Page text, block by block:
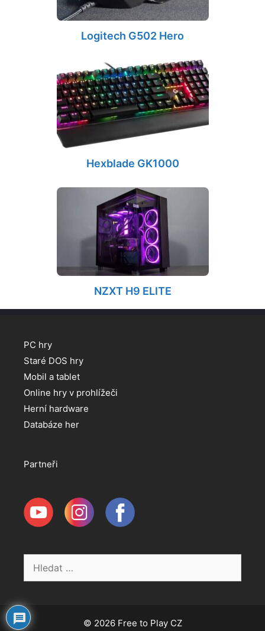
Logitech G502 Hero
Hexblade GK1000
NZXT H9 ELITE
PC hry
Staré DOS hry
Mobil a tablet
Online hry v prohlížeči
Herní hardware
Databáze her
Partneři
© 2026 Free to Play CZ